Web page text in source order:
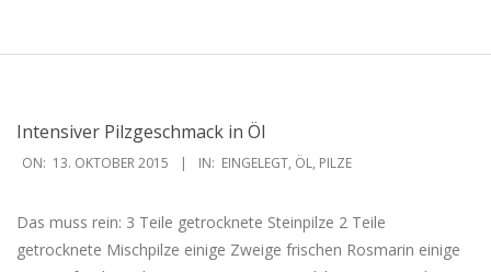
Intensiver Pilzgeschmack in Öl
2015-
ON: 13. OKTOBER 2015 IN: EINGELEGT, ÖL, PILZE
Das muss rein: 3 Teile getrocknete Steinpilze 2 Teile
getrocknete Mischpilze einige Zweige frischen Rosmarin einige